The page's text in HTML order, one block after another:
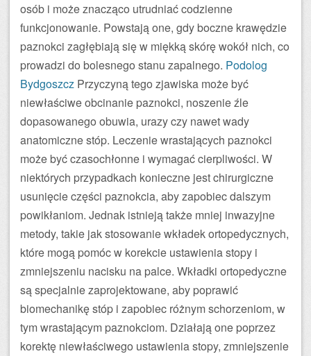
osób i może znacząco utrudniać codzienne
funkcjonowanie. Powstają one, gdy boczne krawędzie
paznokci zagłębiają się w miękką skórę wokół nich, co
prowadzi do bolesnego stanu zapalnego. Podolog
Bydgoszcz Przyczyną tego zjawiska może być
niewłaściwe obcinanie paznokci, noszenie źle
dopasowanego obuwia, urazy czy nawet wady
anatomiczne stóp. Leczenie wrastających paznokci
może być czasochłonne i wymagać cierpliwości. W
niektórych przypadkach konieczne jest chirurgiczne
usunięcie części paznokcia, aby zapobiec dalszym
powikłaniom. Jednak istnieją także mniej inwazyjne
metody, takie jak stosowanie wkładek ortopedycznych,
które mogą pomóc w korekcie ustawienia stopy i
zmniejszeniu nacisku na palce. Wkładki ortopedyczne
są specjalnie zaprojektowane, aby poprawić
biomechanikę stóp i zapobiec różnym schorzeniom, w
tym wrastającym paznokciom. Działają one poprzez
korektę niewłaściwego ustawienia stopy, zmniejszenie